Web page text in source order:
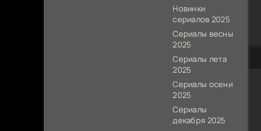
Новинки
сериалов 2025
Сериалы весны
2025
Сериалы лета
2025
Сериалы осени
2025
Сериалы
декабря 2025